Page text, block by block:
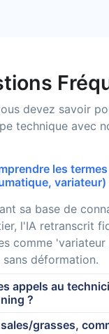
devez savoir
technique avec
les
variateur)
sa base de
l'IA retranscrit
comme
déformation.
appels au
?
grasses,